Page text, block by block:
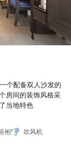
个配备双人沙发的
房间的装饰风格采
当地特色
袍 吹风机